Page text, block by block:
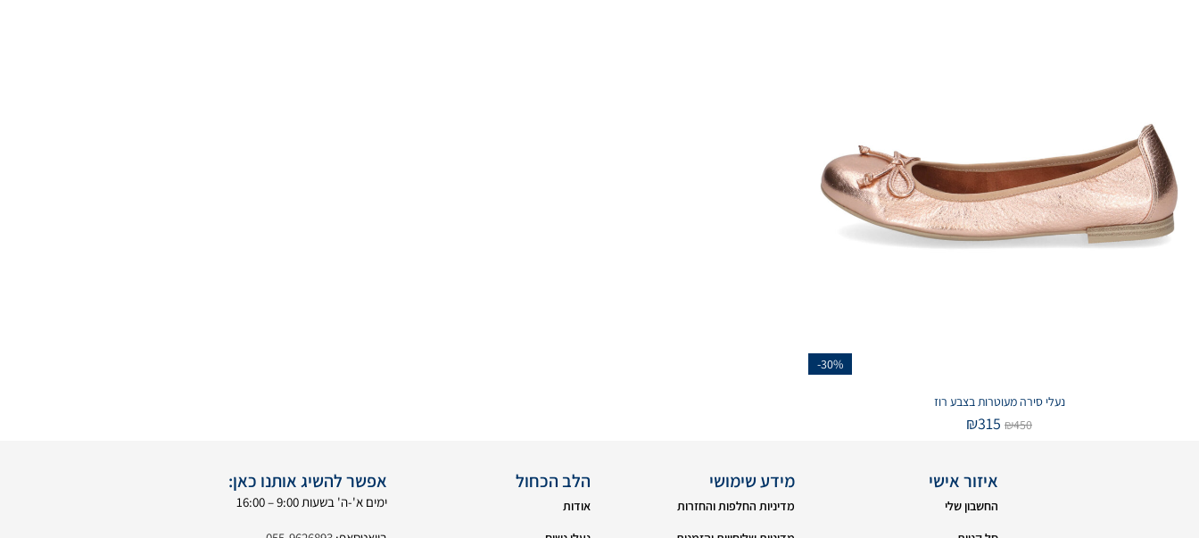
-30%
נעלי סירה מעוטרות בצבע רוז
₪450
₪315
איזור אישי
החשבון שלי
מידע שימושי
מדיניות החלפות והחזרות
הלב הכחול
אודות
אפשר להשיג אותנו כאן:
ימים א'-ה' בשעות 9:00 – 16:00